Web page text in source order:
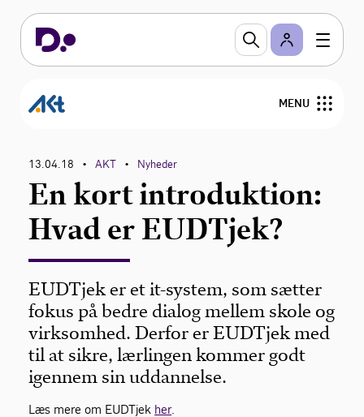
MENU
Om AKT
Nyheder
Overenskomster og personalejura
Viden om
13.04.18 • AKT • Nyheder
En kort introduktion:
Hvad er EUDTjek?
EUDTjek er et it-system, som sætter
fokus på bedre dialog mellem skole og
virksomhed. Derfor er EUDTjek med
til at sikre, lærlingen kommer godt
igennem sin uddannelse.
Læs mere om EUDTjek her.